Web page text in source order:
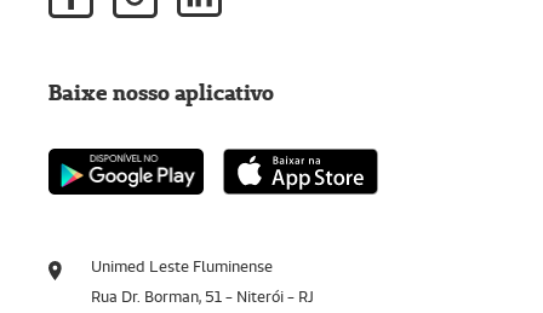
Unimed Leste Fluminense
Rua Dr. Borman, 51 - Niterói - RJ
Baixe nosso aplicativo